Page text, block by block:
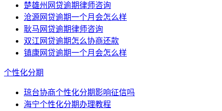
楚雄州网贷逾期律师咨询
沧源网贷逾期一个月会怎么样
耿马网贷逾期律师咨询
双江网贷逾期怎么协商还款
镇康网贷逾期一个月会怎么样
个性化分期
琼台协商个性化分期影响征信吗
海宁个性化分期办理教程